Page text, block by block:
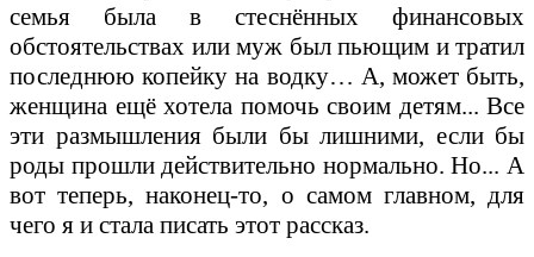
семья была в стеснённых финансовых
обстоятельствах или муж был пьющим и тратил
последнюю копейку на водку… А, может быть,
женщина ещё хотела помочь своим детям... Все
эти размышления были бы лишними, если бы
роды прошли действительно нормально. Но... А
вот теперь, наконец-то, о самом главном, для
чего я и стала писать этот рассказ.